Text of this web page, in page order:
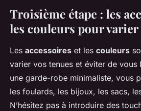
Troisième étape : les
les couleurs pour varier
Les accessoires et les couleurs
varier vos tenues et éviter de vous
une garde-robe minimaliste, vous
les foulards, les bijoux, les sacs,
N’hésitez pas à introduire des